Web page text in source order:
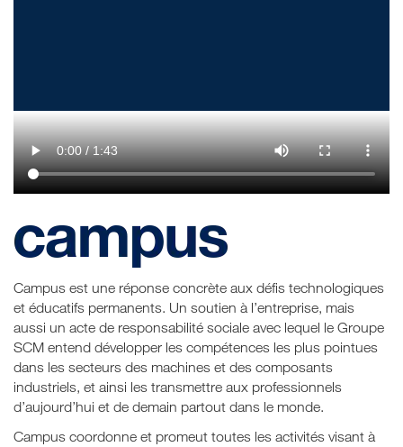
Campus est une réponse concrète aux défis technologiques
et éducatifs permanents. Un soutien à l’entreprise, mais
aussi un acte de responsabilité sociale avec lequel le Groupe
SCM entend développer les compétences les plus pointues
dans les secteurs des machines et des composants
industriels, et ainsi les transmettre aux professionnels
d’aujourd’hui et de demain partout dans le monde.
Campus coordonne et promeut toutes les activités visant à